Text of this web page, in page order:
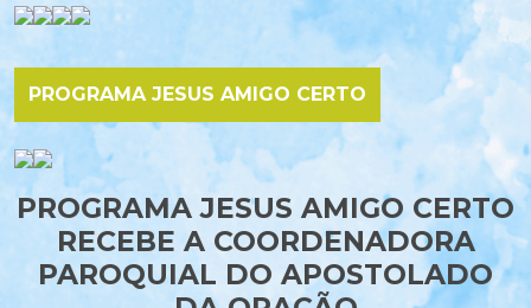
PROGRAMA JESUS AMIGO CERTO
PROGRAMA JESUS AMIGO CERTO
RECEBE A COORDENADORA
PAROQUIAL DO APOSTOLADO